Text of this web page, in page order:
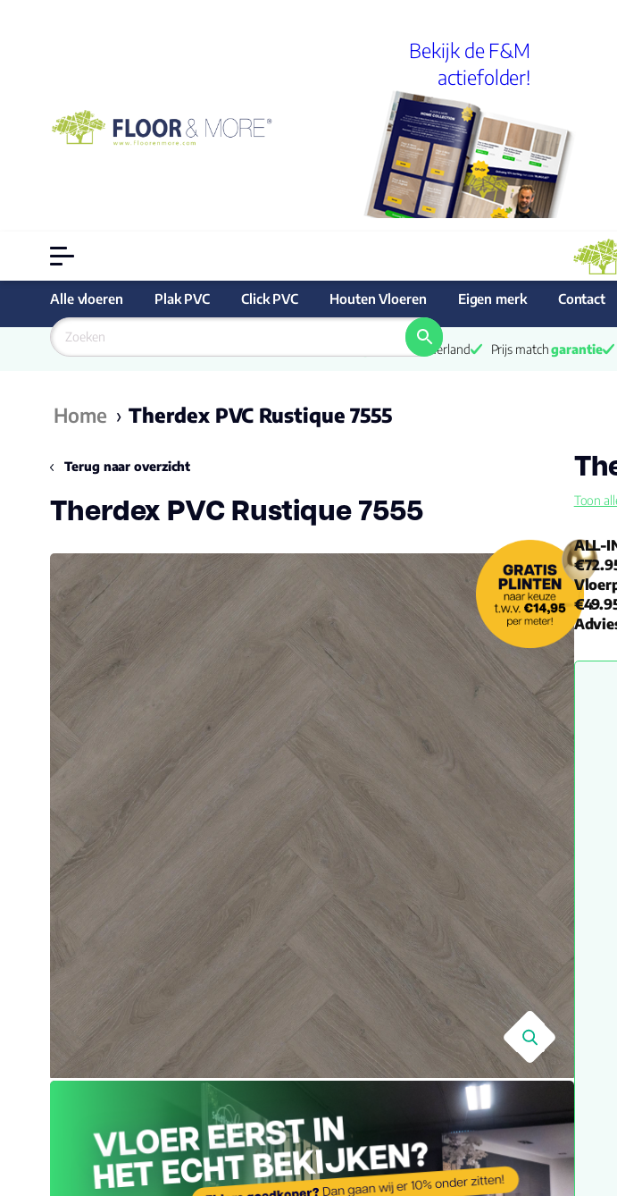
Bekijk de F&M
actiefolder!
Alle vloeren Plak PVC Click PVC Houten Vloeren Eigen merk Contact
van Nederland Prijs match garantie
Home › Therdex PVC Rustique 7555
Terug naar overzicht
Therdex PVC Rustique 7555
🔍
Toon
ALL-